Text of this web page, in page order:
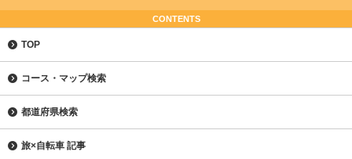
CONTENTS
TOP
コース・マップ検索
都道府県検索
旅×自転車 記事